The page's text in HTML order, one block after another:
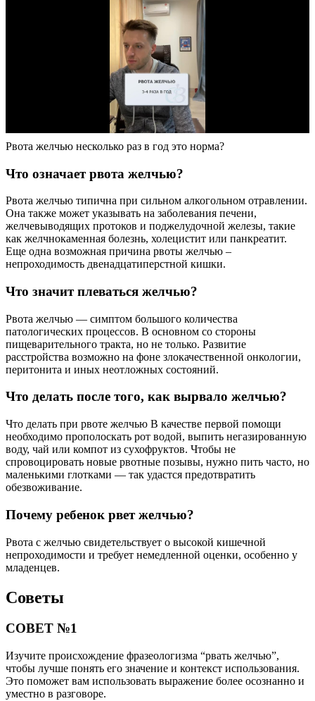
Рвота желчью несколько раз в год это норма?
Что означает рвота желчью?
Рвота желчью типична при сильном алкогольном отравлении.
Она также может указывать на заболевания печени,
желчевыводящих протоков и поджелудочной железы, такие
как желчнокаменная болезнь, холецистит или панкреатит.
Еще одна возможная причина рвоты желчью –
непроходимость двенадцатиперстной кишки.
Что значит плеваться желчью?
Рвота желчью — симптом большого количества
патологических процессов. В основном со стороны
пищеварительного тракта, но не только. Развитие
расстройства возможно на фоне злокачественной онкологии,
перитонита и иных неотложных состояний.
Что делать после того, как вырвало желчью?
Что делать при рвоте желчью В качестве первой помощи
необходимо прополоскать рот водой, выпить негазированную
воду, чай или компот из сухофруктов. Чтобы не
спровоцировать новые рвотные позывы, нужно пить часто, но
маленькими глотками — так удастся предотвратить
обезвоживание.
Почему ребенок рвет желчью?
Рвота с желчью свидетельствует о высокой кишечной
непроходимости и требует немедленной оценки, особенно у
младенцев.
Советы
СОВЕТ №1
Изучите происхождение фразеологизма “рвать желчью”,
чтобы лучше понять его значение и контекст использования.
Это поможет вам использовать выражение более осознанно и
уместно в разговоре.